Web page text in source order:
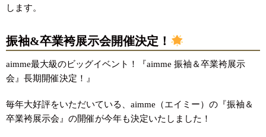
します。
振袖&卒業袴展示会開催決定！
aimme最大級のビッグイベント！『aimme 振袖＆卒業袴展示
会』長期開催決定！』
毎年大好評をいただいている、aimme（エイミー）の『振袖＆
卒業袴展示会』の開催が今年も決定いたしました！